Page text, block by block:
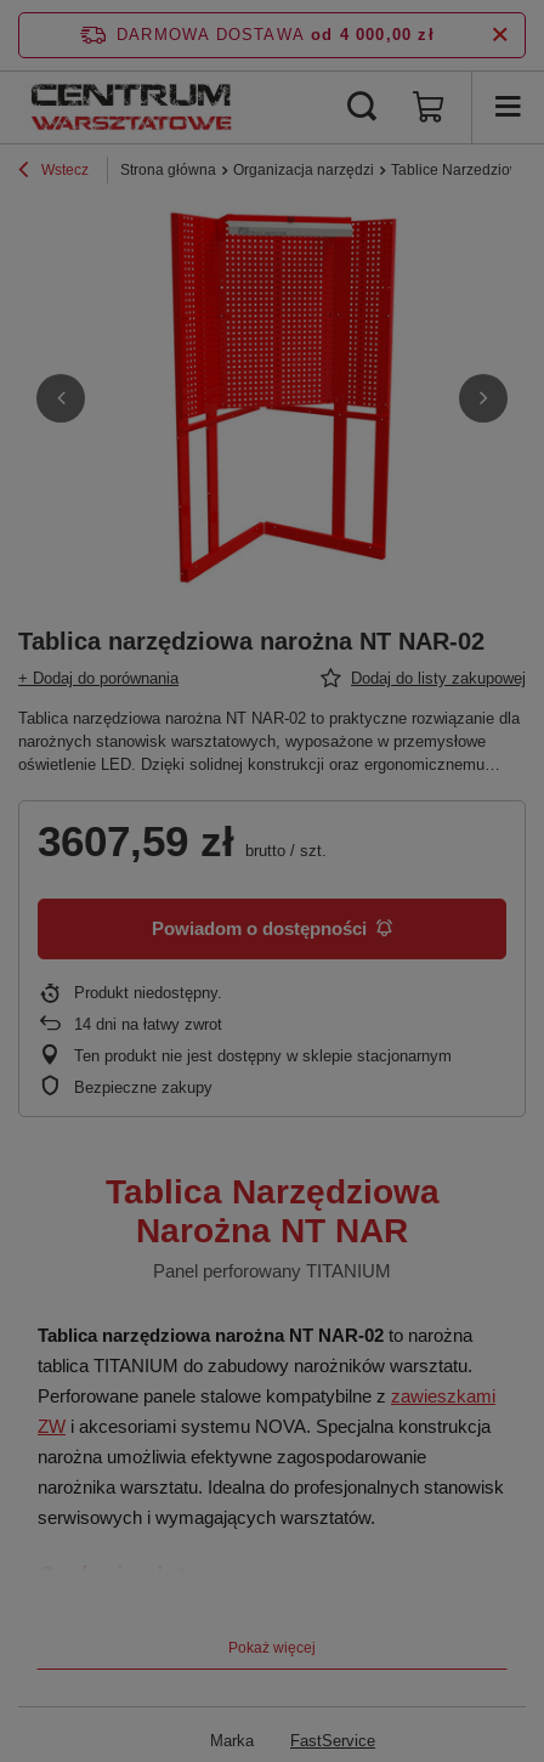
DARMOWA DOSTAWA od 4 000,00 zł
Wstecz Strona główna Organizacja narzędzi Tablice Narzedziowe
Tablica narzędziowa narożna NT NAR-02
+ Dodaj do porównania Dodaj do listy zakupowej
Tablica narzędziowa narożna NT NAR-02 to praktyczne rozwiązanie dla
narożnych stanowisk warsztatowych, wyposażone w przemysłowe
oświetlenie LED. Dzięki solidnej konstrukcji oraz ergonomicznemu…
3607,59 zł brutto / szt.
Powiadom o dostępności
Produkt niedostępny
14 dni na łatwy zwrot
Ten produkt nie jest dostępny w sklepie stacjonarnym
Bezpieczne zakupy
Tablica Narzędziowa
Narożna NT NAR
Panel perforowany TITANIUM
Tablica narzędziowa narożna NT NAR-02 to narożna
tablica TITANIUM do zabudowy narożników warsztatu.
Perforowane panele stalowe kompatybilne z zawieszkami
ZW i akcesoriami systemu NOVA. Specjalna konstrukcja
narożna umożliwia efektywne zagospodarowanie
narożnika warsztatu. Idealna do profesjonalnych stanowisk
serwisowych i wymagających warsztatów.
🧲
PERFORACJA
📐
NAROŻNIK
Specjalna
🧲
PERFORACJA
Pokaż więcej
Marka FastService